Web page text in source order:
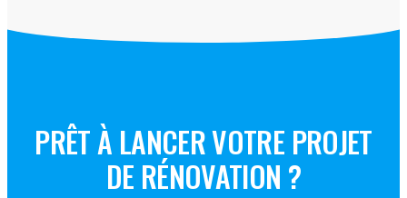
PRÊT À LANCER VOTRE PROJET
DE RÉNOVATION ?